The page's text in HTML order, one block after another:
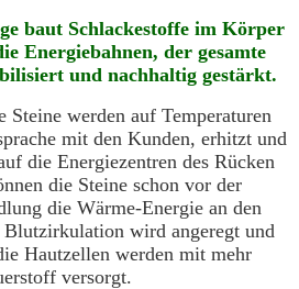
baut Schlackestoffe im Körper
Energiebahnen, der gesamte
und nachhaltig gestärkt.
Steine werden auf Temperaturen
mit den Kunden, erhitzt und
die Energiezentren des Rücken
die Steine schon vor der
die Wärme-Energie an den
wird angeregt und
Hautzellen werden mit mehr
versorgt.